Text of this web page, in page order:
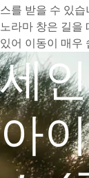
스를 받을 수 있
노라마 창은 길을
있어 이동이 매우
세
아